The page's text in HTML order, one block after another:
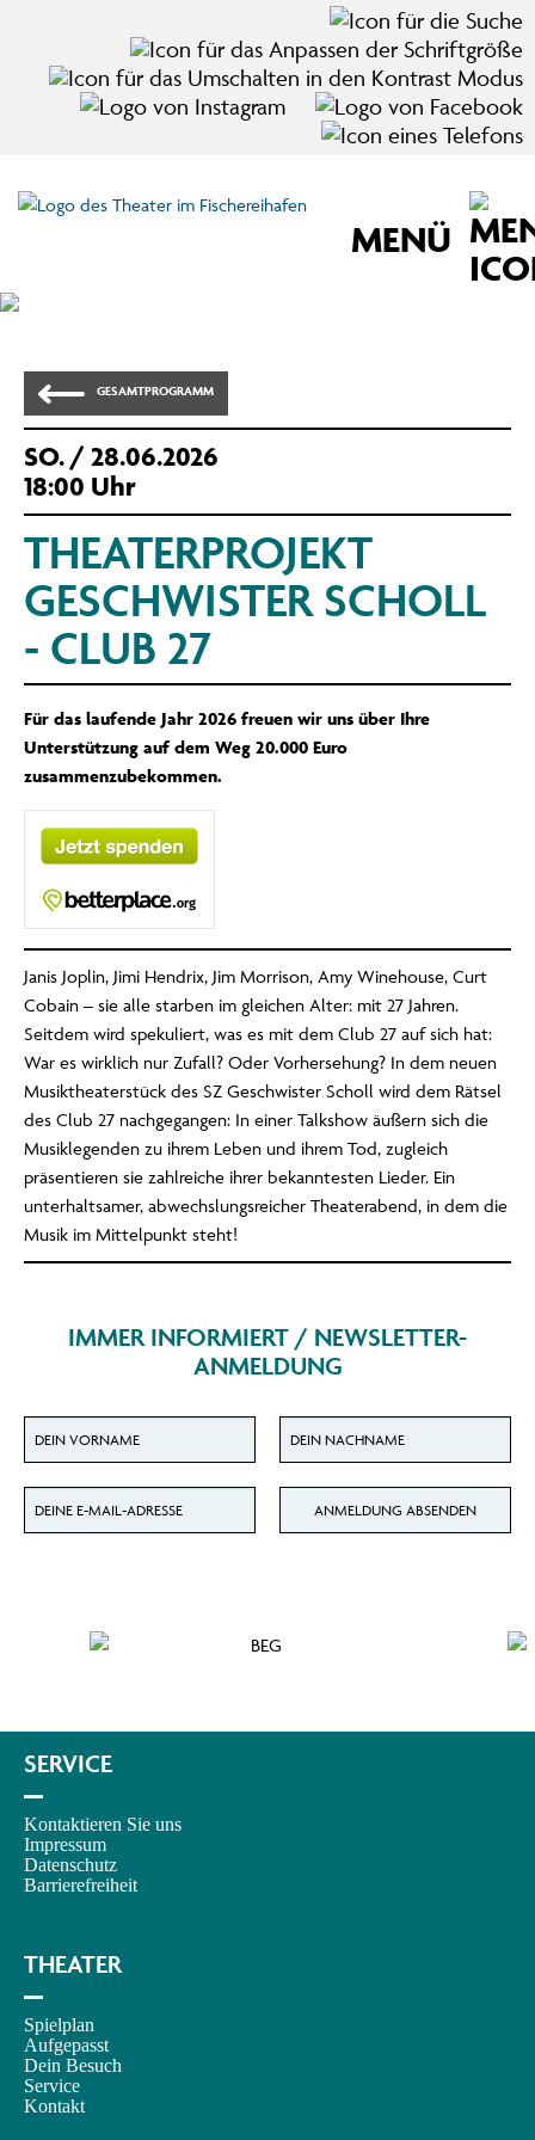
Zum Hauptinhalt der Seite springen
MENÜ
GESAMTPROGRAMM
SO./ 28.06.2026
18:00 Uhr
THEATERPROJEKT
GESCHWISTER SCHOLL
- CLUB 27
Für das laufende Jahr 2026 freuen wir uns über Ihre
Unterstützung auf dem Weg 20.000 Euro
zusammenzubekommen.
Janis Joplin, Jimi Hendrix, Jim Morrison, Amy Winehouse, Curt
Cobain – sie alle starben im gleichen Alter: mit 27 Jahren.
Seitdem wird spekuliert, was es mit dem Club 27 auf sich hat:
War es wirklich nur Zufall? Oder Vorhersehung? In dem neuen
Musiktheaterstück des SZ Geschwister Scholl wird dem Rätsel
des Club 27 nachgegangen: In einer Talkshow äußern sich die
Musiklegenden zu ihrem Leben und ihrem Tod, zugleich
präsentieren sie zahlreiche ihrer bekanntesten Lieder. Ein
unterhaltsamer, abwechslungsreicher Theaterabend, in dem die
Musik im Mittelpunkt steht!
IMMER INFORMIERT / NEWSLETTER-
ANMELDUNG
Dein Vorname für den Newsletter Dein Nachname für den Newsletter
Deine E-Mail-Adresse für den Newsletter ANMELDUNG ABSENDEN
SERVICE
–
Kontaktieren Sie uns
Impressum
Datenschutz
Barrierefreiheit
THEATER
–
Spielplan
Aufgepasst
Dein Besuch
Service
Kontakt